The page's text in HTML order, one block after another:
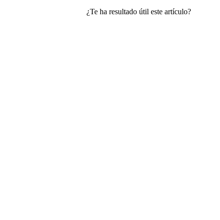
¿Te ha resultado útil este artículo?